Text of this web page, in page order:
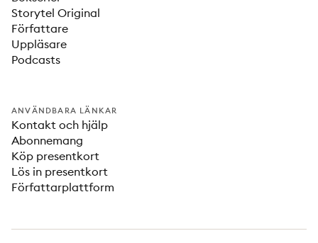
Storytel Original
Författare
Uppläsare
Podcasts
ANVÄNDBARA LÄNKAR
Kontakt och hjälp
Abonnemang
Köp presentkort
Lös in presentkort
Författarplattform